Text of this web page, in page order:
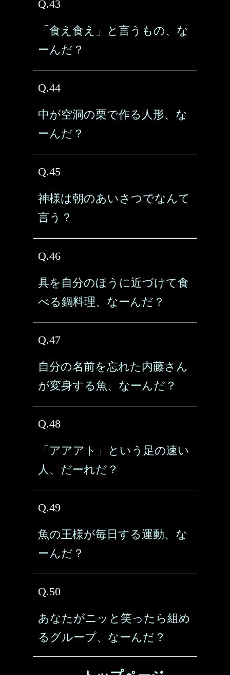
Q.43
「食え食え」と言うもの、な
ーんだ？
Q.44
中が空洞の栗で作る人形、な
ーんだ？
Q.45
神様は朝のあいさつでなんて
言う？
Q.46
具を自分のほうに近づけて食
べる鍋料理、なーんだ？
Q.47
自分の名前を忘れた内藤さん
が変身する魚、なーんだ？
Q.48
「アアアト」という足の速い
人、だーれだ？
Q.49
魚の王様が毎日する運動、な
ーんだ？
Q.50
あなたがニッと笑ったら組め
るグループ、なーんだ？